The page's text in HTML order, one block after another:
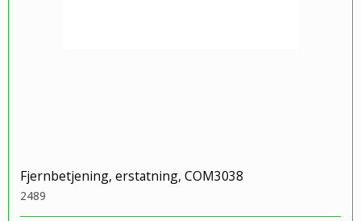
Fjernbetjening, erstatning, COM3038
2489